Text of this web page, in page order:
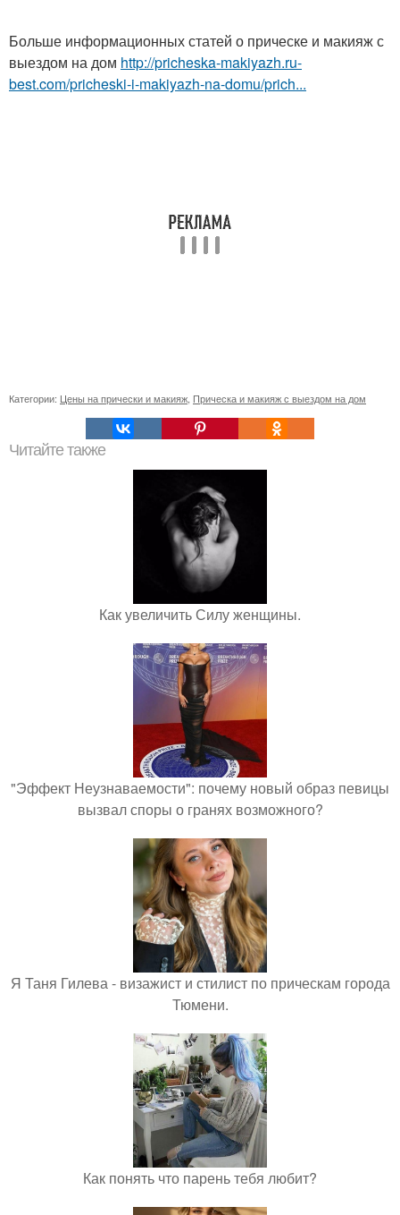
Больше информационных статей о прическе и макияж с
выездом на дом http://pricheska-makiyazh.ru-
best.com/pricheski-i-makiyazh-na-domu/prich...
Категории: Цены на прически и макияж Прическа и макияж с выездом на дом
Читайте также
Как увеличить Силу женщины.
"Эффект Неузнаваемости": почему новый образ певицы
вызвал споры о гранях возможного?
Я Таня Гилева - визажист и стилист по прическам города
Тюмени.
Как понять что парень тебя любит?